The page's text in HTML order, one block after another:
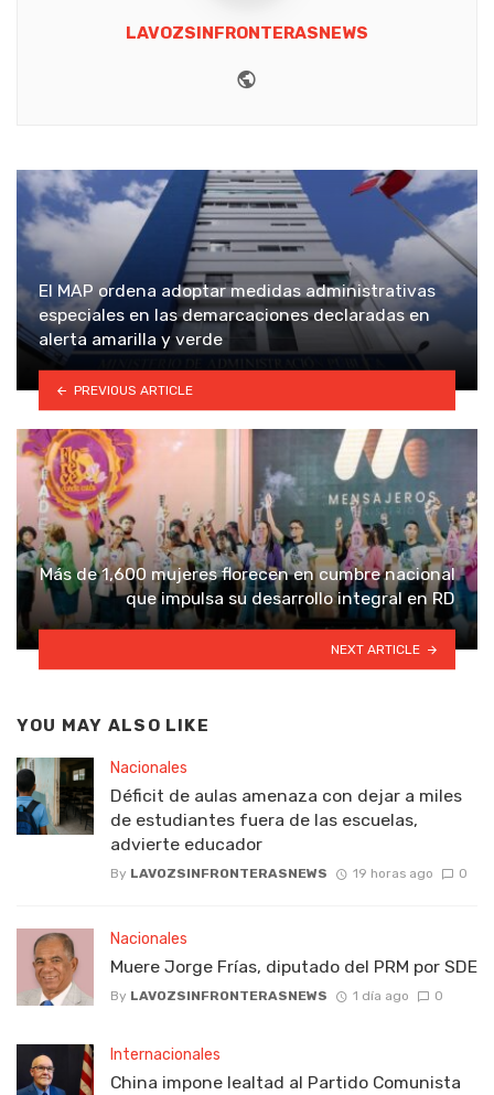
LAVOZSINFRONTERASNEWS
El MAP ordena adoptar medidas administrativas
especiales en las demarcaciones declaradas en
alerta amarilla y verde
PREVIOUS ARTICLE
Más de 1,600 mujeres florecen en cumbre nacional
que impulsa su desarrollo integral en RD
NEXT ARTICLE
YOU MAY ALSO LIKE
Nacionales
Déficit de aulas amenaza con dejar a miles
de estudiantes fuera de las escuelas,
advierte educador
By LAVOZSINFRONTERASNEWS 19 horas ago 0
Nacionales
Muere Jorge Frías, diputado del PRM por SDE
By LAVOZSINFRONTERASNEWS 1 día ago 0
Internacionales
China impone lealtad al Partido Comunista